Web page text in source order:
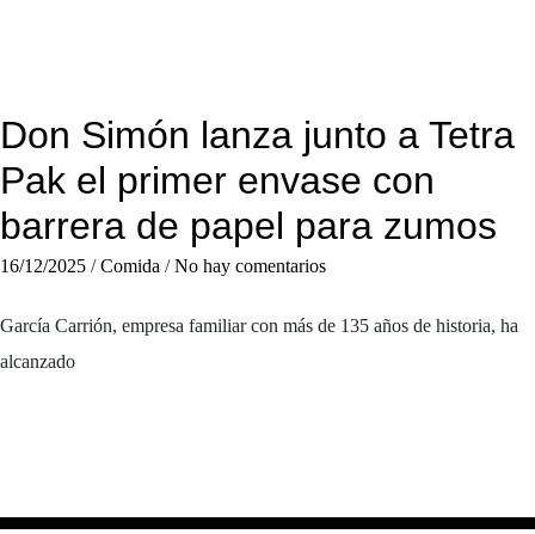
Don Simón lanza junto a Tetra
Pak el primer envase con
barrera de papel para zumos
16/12/2025 / Comida / No hay comentarios
García Carrión, empresa familiar con más de 135 años de historia, ha
alcanzado